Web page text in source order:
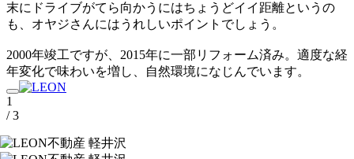
末にドライブがてら向かうにはちょうどイイ距離というの
も、オヤジさんにはうれしいポイントでしょう。
2000年竣工ですが、2015年に一部リフォーム済み。適度な経
年変化で味わいを増し、自然環境になじんでいます。
1
/ 3